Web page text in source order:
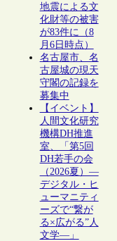
地震による文
化財等の被害
が83件に（8
月6日時点）
名古屋市、名
古屋城の現天
守閣の記録を
募集中
【イベント】
人間文化研究
機構DH推進
室、「第5回
DH若手の会
（2026夏）―
デジタル・ヒ
ューマニティ
ーズで“繋が
る×広がる”人
文学―」